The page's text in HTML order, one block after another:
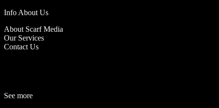
Info About Us
About Scarf Media
Our Services
Contact Us
See more